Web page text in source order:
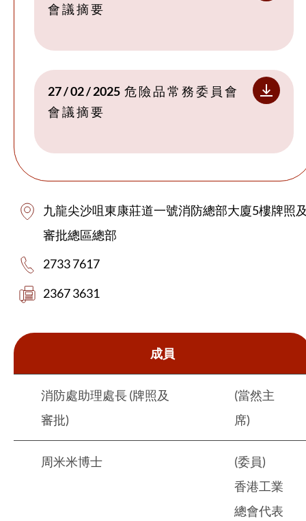
會 議 摘 要
27 / 02 / 2025 危 險 品 常 務 委 員 會
會 議 摘 要
九龍尖沙咀東康莊道一號消防總部大廈5樓牌照
審批總區總部
2733 7617
2367 3631
成員
消防處助理處長 (牌照及
審批)
(當然主
席)
周米米博士
(委員)
香港工業
總會代表